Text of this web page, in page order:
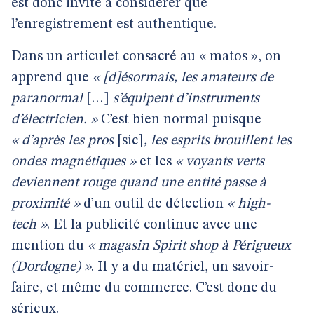
est donc invité à considérer que
l’enregistrement est authentique.
Dans un articulet consacré au « matos », on
apprend que « [d]ésormais, les amateurs de
paranormal
[…]
s’équipent d’instruments
d’électricien. »C’est bien normal puisque
« d’après les pros [sic] , les esprits brouillent les
ondes magnétiques »et les « voyants verts
deviennent rouge quand une entité passe à
proximité »d’un outil de détection « high-
tech ». Et la publicité continue avec une
mention du « magasin Spirit shop à Périgueux
(Dordogne) ». Il y a du matériel, un savoir-
faire, et même du commerce. C’est donc du
sérieux.